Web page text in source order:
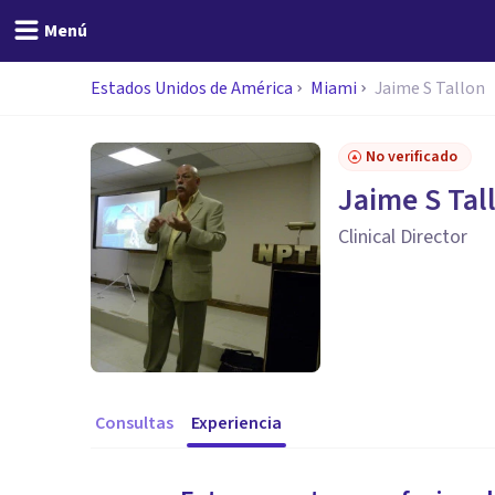
Menú
Estados Unidos de América Miami Jaime S Tallon
No verificado
Jaime S
Clinical Director
Consultas Experiencia